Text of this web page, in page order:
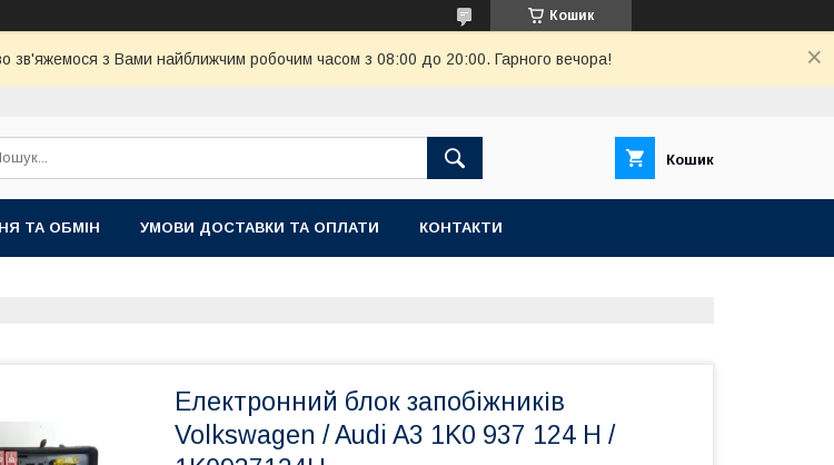
Кошик
зв'яжемося з Вами найближчим робочим часом з 08:00 до 20:00. Гарного вечора!
Кошик
ТА ОБМІН УМОВИ ДОСТАВКИ ТА ОПЛАТИ КОНТАКТИ
Електронний блок запобіжників
Volkswagen / Audi A3 1K0 937 124 H /